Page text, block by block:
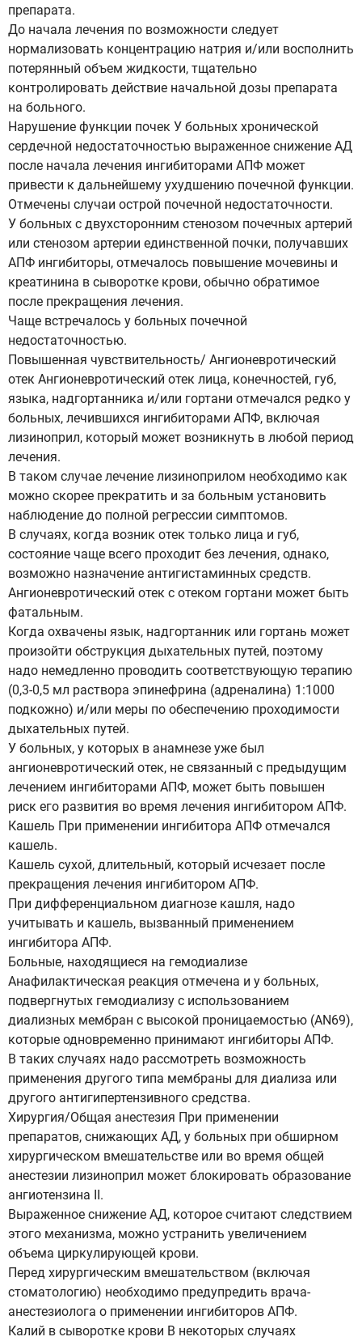
препарата.
До начала лечения по возможности следует
нормализовать концентрацию натрия и/или восполнить
потерянный объем жидкости, тщательно
контролировать действие начальной дозы препарата
на больного.
Нарушение функции почек У больных хронической
сердечной недостаточностью выраженное снижение АД
после начала лечения ингибиторами АПФ может
привести к дальнейшему ухудшению почечной функции.
Отмечены случаи острой почечной недостаточности.
У больных с двухсторонним стенозом почечных артерий
или стенозом артерии единственной почки, получавших
АПФ ингибиторы, отмечалось повышение мочевины и
креатинина в сыворотке крови, обычно обратимое
после прекращения лечения.
Чаще встречалось у больных почечной
недостаточностью.
Повышенная чувствительность/ Ангионевротический
отек Ангионевротический отек лица, конечностей, губ,
языка, надгортанника и/или гортани отмечался редко у
больных, лечившихся ингибиторами АПФ, включая
лизиноприл, который может возникнуть в любой период
лечения.
В таком случае лечение лизиноприлом необходимо как
можно скорее прекратить и за больным установить
наблюдение до полной регрессии симптомов.
В случаях, когда возник отек только лица и губ,
состояние чаще всего проходит без лечения, однако,
возможно назначение антигистаминных средств.
Ангионевротический отек с отеком гортани может быть
фатальным.
Когда охвачены язык, надгортанник или гортань может
произойти обструкция дыхательных путей, поэтому
надо немедленно проводить соответствующую терапию
(0,3-0,5 мл раствора эпинефрина (адреналина) 1:1000
подкожно) и/или меры по обеспечению проходимости
дыхательных путей.
У больных, у которых в анамнезе уже был
ангионевротический отек, не связанный с предыдущим
лечением ингибиторами АПФ, может быть повышен
риск его развития во время лечения ингибитором АПФ.
Кашель При применении ингибитора АПФ отмечался
кашель.
Кашель сухой, длительный, который исчезает после
прекращения лечения ингибитором АПФ.
При дифференциальном диагнозе кашля, надо
учитывать и кашель, вызванный применением
ингибитора АПФ.
Больные, находящиеся на гемодиализе
Анафилактическая реакция отмечена и у больных,
подвергнутых гемодиализу с использованием
диализных мембран с высокой проницаемостью (AN69),
которые одновременно принимают ингибиторы АПФ.
В таких случаях надо рассмотреть возможность
применения другого типа мембраны для диализа или
другого антигипертензивного средства.
Хирургия/Общая анестезия При применении
препаратов, снижающих АД, у больных при обширном
хирургическом вмешательстве или во время общей
анестезии лизиноприл может блокировать образование
ангиотензина II.
Выраженное снижение АД, которое считают следствием
этого механизма, можно устранить увеличением
объема циркулирующей крови.
Перед хирургическим вмешательством (включая
стоматологию) необходимо предупредить врача-
анестезиолога о применении ингибиторов АПФ.
Калий в сыворотке крови В некоторых случаях